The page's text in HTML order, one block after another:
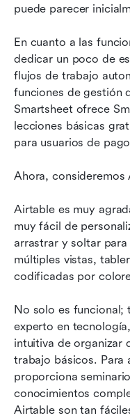
puede parecer
En cuanto a las
dedicar un poco de
flujos de trabajo
funciones de gestión
Smartsheet ofrece
lecciones básicas
para usuarios de
Ahora, consideremos
Airtable es muy
muy fácil de
arrastrar y soltar
múltiples vistas,
codificadas por
No solo es funcional;
experto en
intuitiva de organizar
trabajo básicos. Para
proporciona
conocimientos
Airtable son tan